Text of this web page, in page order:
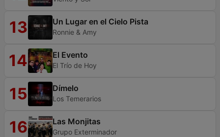
13 Un Lugar en el Cielo Pista
Ronnie & Amy
14 El Evento
El Trío de Hoy
15 Dímelo
Los Temerarios
16 Las Monjitas
Grupo Exterminador